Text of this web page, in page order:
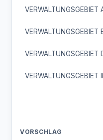
VERWALTUNGSGEBIET
VERWALTUNGSGEBIET
VERWALTUNGSGEBIET
VERWALTUNGSGEBIET
VORSCHLAG